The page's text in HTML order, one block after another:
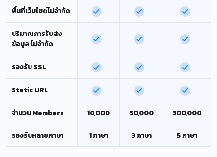
พื้นที่เว็บไซต์ไม่จำกัด
ปริมาณการรับส่ง
ข้อมูล ไม่จำกัด
รองรับ SSL
Static URL
จำนวน Members 10,000 50,000 300,000
รองรับหลายภาษา 1 ภาษา 3 ภาษา 5 ภาษา